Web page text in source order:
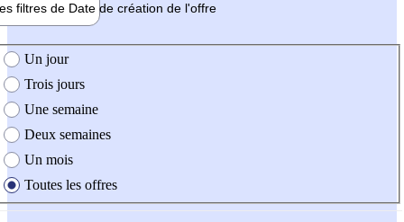
filtres de Date de création de l'offre
création de l'offre
Un jour
Trois jours
Une semaine
Deux semaines
Un mois
Toutes les offres